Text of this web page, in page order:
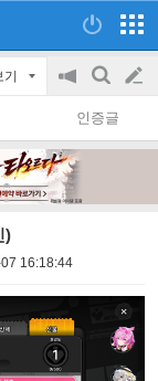
기
공
on/off
검
색
글
쓰
인증글
)
16:18:44